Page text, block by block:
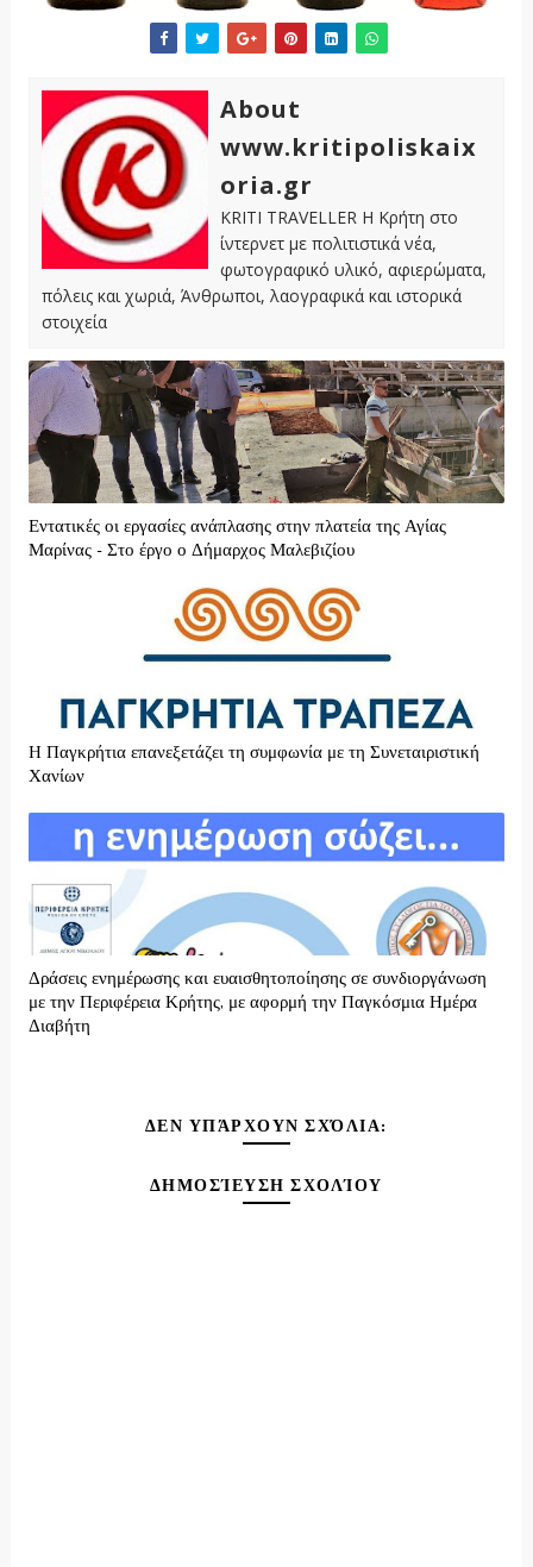
About
www.kritipoliskaix
oria.gr
KRITI TRAVELLER Η Κρήτη στο
ίντερνετ με πολιτιστικά νέα,
φωτογραφικό υλικό, αφιερώματα,
πόλεις και χωριά, Άνθρωποι, λαογραφικά και ιστορικά
στοιχεία
Εντατικές οι εργασίες ανάπλασης στην πλατεία της Αγίας
Μαρίνας - Στο έργο ο Δήμαρχος Μαλεβιζίου
H Παγκρήτια επανεξετάζει τη συμφωνία με τη Συνεταιριστική
Χανίων
Δράσεις ενημέρωσης και ευαισθητοποίησης σε συνδιοργάνωση
με την Περιφέρεια Κρήτης, με αφορμή την Παγκόσμια Ημέρα
Διαβήτη
ΔΕΝ ΥΠΆΡΧΟΥΝ ΣΧΌΛΙΑ:
ΔΗΜΟΣΊΕΥΣΗ ΣΧΟΛΊΟΥ